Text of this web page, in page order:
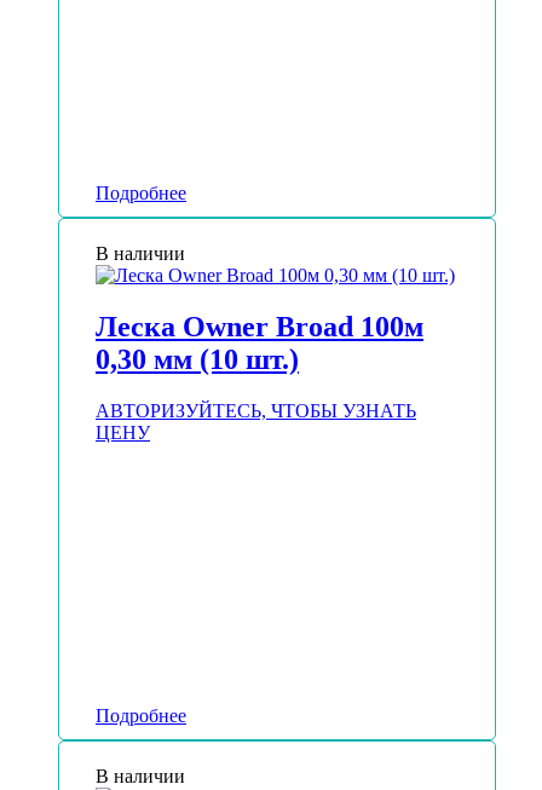
Подробнее
В наличии
Леска Owner Broad 100м
0,30 мм (10 шт.)
АВТОРИЗУЙТЕСЬ, ЧТОБЫ УЗНАТЬ
ЦЕНУ
Подробнее
В наличии